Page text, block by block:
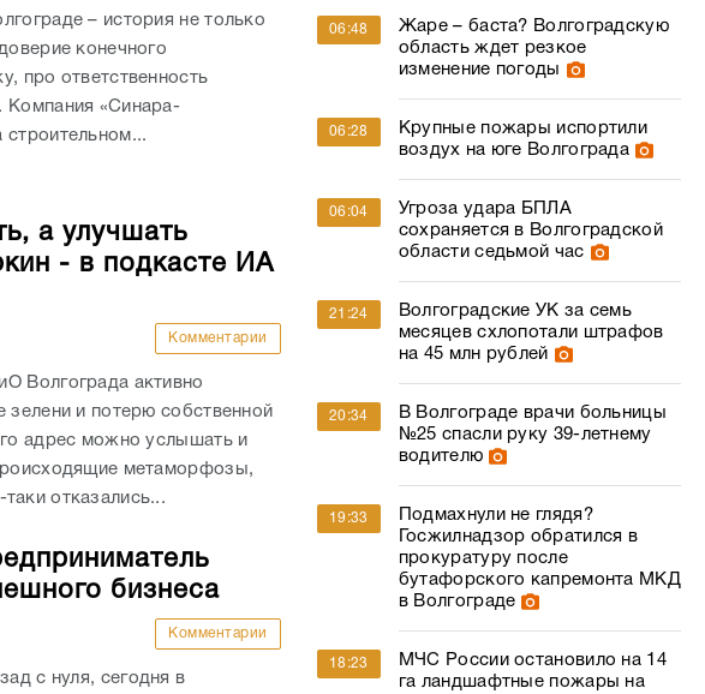
– история не только
конечного
про ответственность
Компания «Синара-
строительном...
а улучшать
- в подкасте ИА
Комментарии
Волгограда активно
зелени и потерю собственной
адрес можно услышать и
метаморфозы,
отказались...
бизнеса
Комментарии
с нуля, сегодня в
06:48
Жаре – баста? Волгоградскую
область ждет резкое
изменение погоды
06:28
Крупные пожары испортили
воздух на юге Волгограда
06:04
Угроза удара БПЛА
сохраняется в Волгоградской
области седьмой час
21:24
Волгоградские УК за семь
месяцев схлопотали штрафов
на 45 млн рублей
20:34
В Волгограде врачи больницы
№25 спасли руку 39-летнему
водителю
19:33
Подмахнули не глядя?
Госжилнадзор обратился в
прокуратуру после
бутафорского капремонта МКД
в Волгограде
18:23
МЧС России остановило на 14
га ландшафтные пожары на